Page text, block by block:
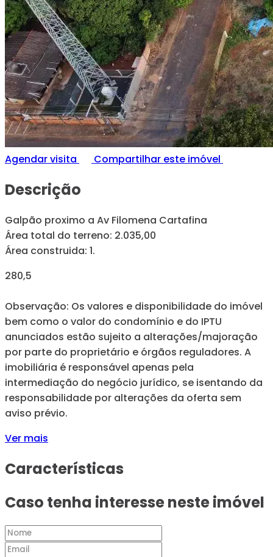
Agendar visita Compartilhar este imóvel
Descrição
Galpão proximo a Av Filomena Cartafina
Área total do terreno: 2.035,00
Área construida: 1.
280,5
Observação: Os valores e disponibilidade do imóvel
bem como o valor do condomínio e do IPTU
anunciados estão sujeito a alterações/majoração
por parte do proprietário e órgãos reguladores. A
imobiliária é responsável apenas pela
intermediação do negócio jurídico, se isentando da
responsabilidade por alterações da oferta sem
aviso prévio.
Ver mais
Características
Caso tenha interesse neste imóvel